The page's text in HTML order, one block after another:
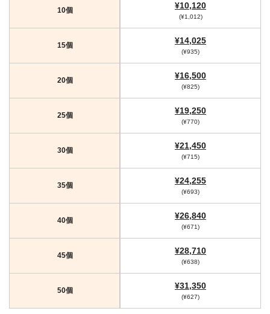
10個 ¥10,120
(¥1,012)
15個 ¥14,025
(¥935)
20個 ¥16,500
(¥825)
25個 ¥19,250
(¥770)
30個 ¥21,450
(¥715)
35個 ¥24,255
(¥693)
40個 ¥26,840
(¥671)
45個 ¥28,710
(¥638)
50個 ¥31,350
(¥627)